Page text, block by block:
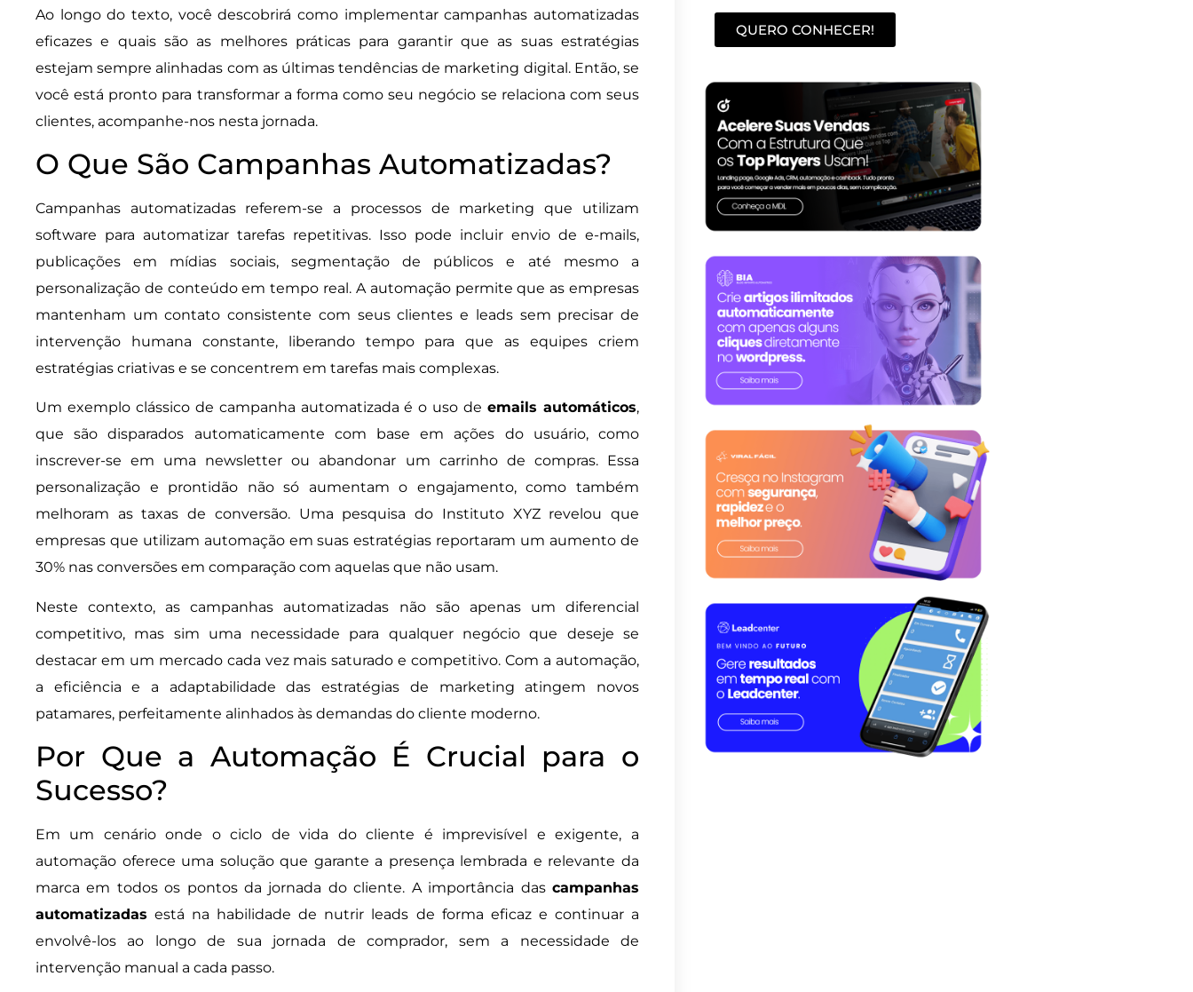
Ao longo do texto, você descobrirá como implementar campanhas automatizadas
eficazes e quais são as melhores práticas para garantir que as suas estratégias
estejam sempre alinhadas com as últimas tendências de marketing digital. Então, se
você está pronto para transformar a forma como seu negócio se relaciona com seus
clientes, acompanhe-nos nesta jornada.
O Que São Campanhas Automatizadas?
Campanhas automatizadas referem-se a processos de marketing que utilizam
software para automatizar tarefas repetitivas. Isso pode incluir envio de e-mails,
publicações em mídias sociais, segmentação de públicos e até mesmo a
personalização de conteúdo em tempo real. A automação permite que as empresas
mantenham um contato consistente com seus clientes e leads sem precisar de
intervenção humana constante, liberando tempo para que as equipes criem
estratégias criativas e se concentrem em tarefas mais complexas.
Um exemplo clássico de campanha automatizada é o uso deemails automáticos,
que são disparados automaticamente com base em ações do usuário, como
inscrever-se em uma newsletter ou abandonar um carrinho de compras. Essa
personalização e prontidão não só aumentam o engajamento, como também
melhoram as taxas de conversão. Uma pesquisa do Instituto XYZ revelou que
empresas que utilizam automação em suas estratégias reportaram um aumento de
30% nas conversões em comparação com aquelas que não usam.
Neste contexto, as campanhas automatizadas não são apenas um diferencial
competitivo, mas sim uma necessidade para qualquer negócio que deseje se
destacar em um mercado cada vez mais saturado e competitivo. Com a automação,
a eficiência e a adaptabilidade das estratégias de marketing atingem novos
patamares, perfeitamente alinhados às demandas do cliente moderno.
Por Que a Automação É Crucial para o
Sucesso?
Em um cenário onde o ciclo de vida do cliente é imprevisível e exigente, a
automação oferece uma solução que garante a presença lembrada e relevante da
marca em todos os pontos da jornada do cliente. A importância das campanhas
automatizadas está na habilidade de nutrir leads de forma eficaz e continuar a
envolvê-los ao longo de sua jornada de comprador, sem a necessidade de
intervenção manual a cada passo.
QUERO CONHECER!